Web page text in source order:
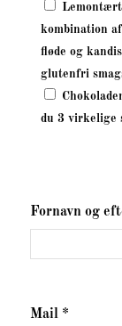
kombination
fløde og
glutenfri
du 3 virkelige
Fornavn og
Mail *